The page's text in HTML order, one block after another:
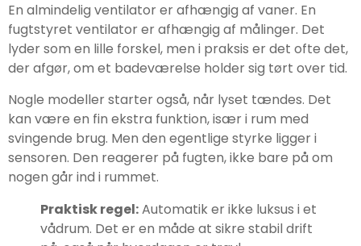
En almindelig ventilator er afhængig af vaner. En
fugtstyret ventilator er afhængig af målinger. Det
lyder som en lille forskel, men i praksis er det ofte det,
der afgør, om et badeværelse holder sig tørt over tid.
Nogle modeller starter også, når lyset tændes. Det
kan være en fin ekstra funktion, især i rum med
svingende brug. Men den egentlige styrke ligger i
sensoren. Den reagerer på fugten, ikke bare på om
nogen går ind i rummet.
Praktisk regel:Automatik er ikke luksus i et
vådrum. Det er en måde at sikre stabil drift